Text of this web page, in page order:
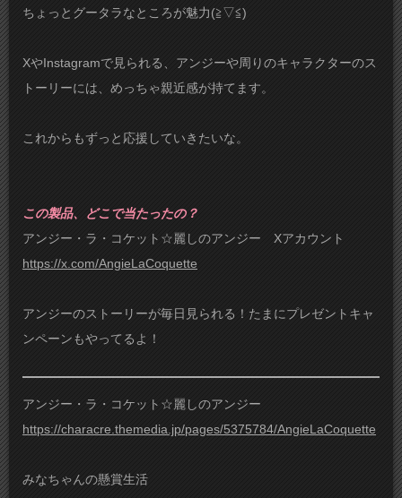
ちょっとグータラなところが魅力(⁠≧⁠▽⁠≦⁠)
XやInstagramで見られる、アンジーや周りのキャラクターのス
トーリーには、めっちゃ親近感が持てます。
これからもずっと応援していきたいな。
この製品、どこで当たったの？
アンジー・ラ・コケット☆麗しのアンジー Xアカウント
https://x.com/AngieLaCoquette
アンジーのストーリーが毎日見られる！たまにプレゼントキャ
ンペーンもやってるよ！
アンジー・ラ・コケット☆麗しのアンジー
https://characre.themedia.jp/pages/5375784/AngieLaCoquette
みなちゃんの懸賞生活